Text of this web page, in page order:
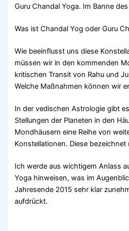
Guru Chandal Yoga. Im Banne
Was ist Chandal Yog oder Guru
Wie beeinflusst uns diese
müssen wir in den kommenden
kritischen Transit von Rahu und
Welche Maßnahmen können wir
In der vedischen Astrologie gibt
Stellungen der Planeten in den
Mondhäusern eine Reihe von
Konstellationen. Diese bezeichnet
Ich werde aus wichtigem Anlass
Yoga hinweisen, was im
Jahresende 2015 sehr klar
aufdrückt.